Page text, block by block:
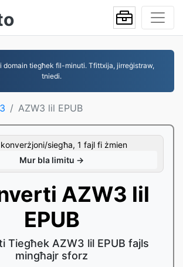
tiegħek fil-minuti. Tfittxija, jirreġistraw,
tniedi.
AZW3 lil EPUB
siegħa, 1 fajl fi żmien
Mur bla limitu →
AZW3 lil
EPUB
Tiegħek AZW3 lil EPUB fajls
mingħajr sforz